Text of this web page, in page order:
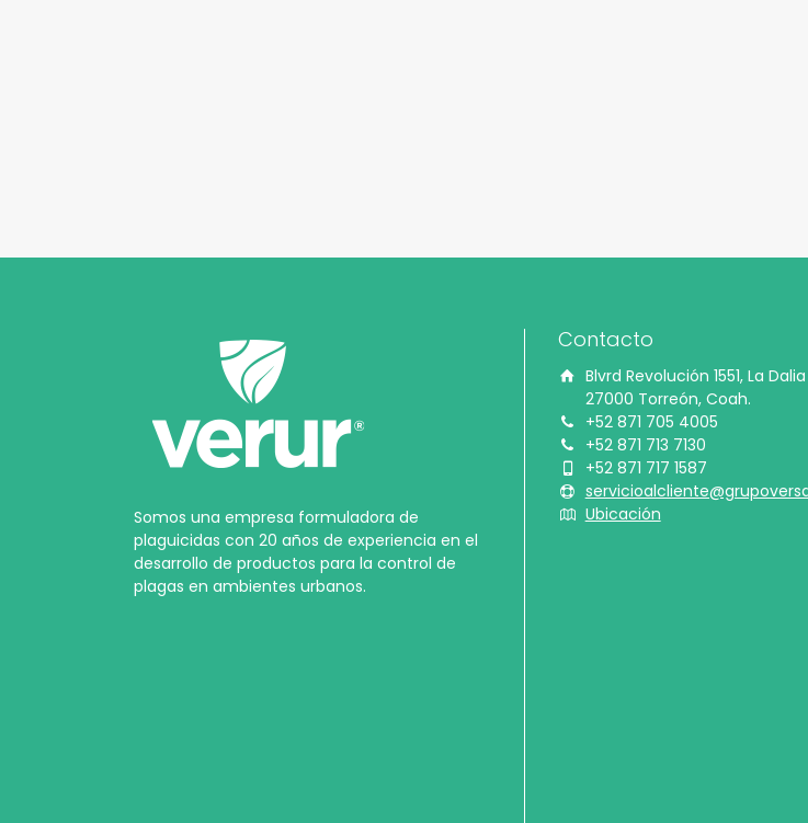
Somos una empresa formuladora de
plaguicidas con 20 años de experiencia en el
desarrollo de productos para la control de
plagas en ambientes urbanos.
Contacto
Blvrd Revolución 1551, La
27000 Torreón, Coah.
+52 871 705 4005
+52 871 713 7130
+52 871 717 1587
Ubicación